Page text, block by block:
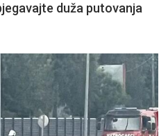
duža putovanja